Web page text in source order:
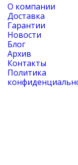
О компании
Доставка
Гарантии
Новости
Блог
Архив
Контакты
Политика